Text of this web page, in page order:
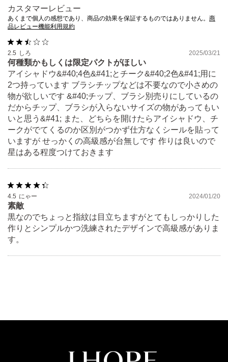
カスタマーレビュー
あくまで個人の感想であり、商品の効果を保証するものではありません。 商
品レビュー機能利用規約
2.5 しろ 2025/03/21
何種類かもしくは限定パクトがほしい
アイシャドウ&#40;4色&#41;とチーク&#40;2色&#41;用に
2つ持っています ブラシチップなどは不要なので小さめの
物が欲しいです &#40;チップ、ブラシ別売りにしているの
だからチップ、ブラシが入らないサイズの物があってもい
いと思う&#41; また、どちらを開けたらアイシャドウ、チ
ークがでてくるのか区別がつかず仕方なくシールを貼って
いますが せっかくの高級感が台無しです 作りは良いので
星はある程度つけておきます
4.5 にゃー 2024/01/20
素敵
黒なのでちょっと指紋は目立ちますがとてもしっかりした
作りとシンプルかつ洗練されたデザインで高級感がありま
す。